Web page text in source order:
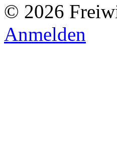
© 2026
Anmelden